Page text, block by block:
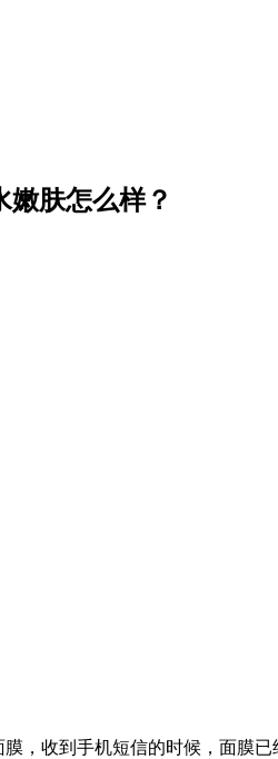
肤怎么样？
，收到手机短信的时候，面膜